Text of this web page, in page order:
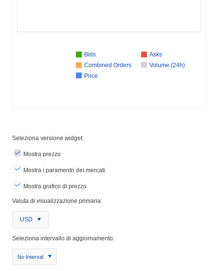
Bids
Asks
Combined Orders
Volume (24h)
Price
Seleziona versione widget:
Mostra prezzo
Mostra i paramentri dei mercati
Mostra grafico di prezzo
Valuta di visualizzazione primaria:
USD
Seleziona intervallo di aggiornamento:
No Interval